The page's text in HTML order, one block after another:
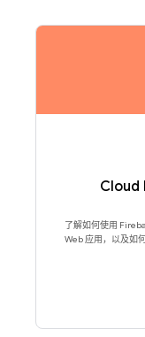
Cloud
了解如何使用
Web 应用，以及如